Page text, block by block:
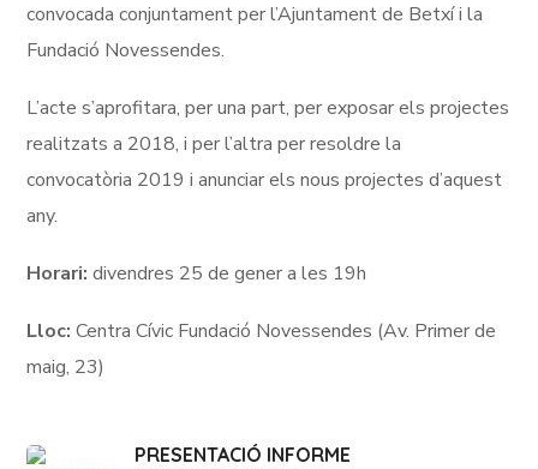
convocada conjuntament per l’Ajuntament de Betxí i la
Fundació Novessendes.
L’acte s’aprofitara, per una part, per exposar els projectes
realitzats a 2018, i per l’altra per resoldre la
convocatòria 2019 i anunciar els nous projectes d’aquest
any.
Horari: divendres 25 de gener a les 19h
Lloc:Centra Cívic Fundació Novessendes (Av. Primer de
maig, 23)
PRESENTACIÓ INFORME